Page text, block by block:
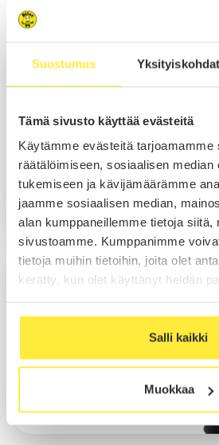
Suostumus Yksityiskohdat
Tämä sivusto käyttää evästeitä
Käytämme evästeitä tarjoamamme
räätälöimiseen, sosiaalisen median
tukemiseen ja kävijämäärämme
jaamme sosiaalisen median,
alan kumppaneillemme tietoja siitä,
sivustoamme. Kumppanimme
tietoja muihin tietoihin, joita olet
kerätty, kun olet käyttänyt heidän
Salli kaikki
Muokkaa
Myynti Espoo
Niko Nurmi
Sähköposti
WhatsApp
Kim Rummukainen
Myynti
Sähköposti